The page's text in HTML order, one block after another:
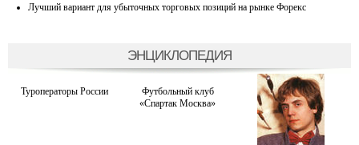
Лучший вариант для убыточных торговых позиций на рынке Форекс
ЭНЦИКЛОПЕДИЯ
Туроператоры России
Футбольный клуб
«Спартак Москва»